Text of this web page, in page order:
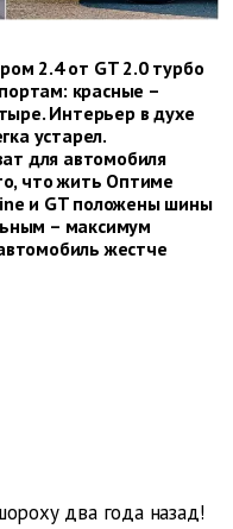
2.4 от GT 2.0 турбо
красные –
Интерьер в духе
устарел.
для автомобиля
что жить Оптиме
и GT положены шины
– максимум
жестче
два года назад!